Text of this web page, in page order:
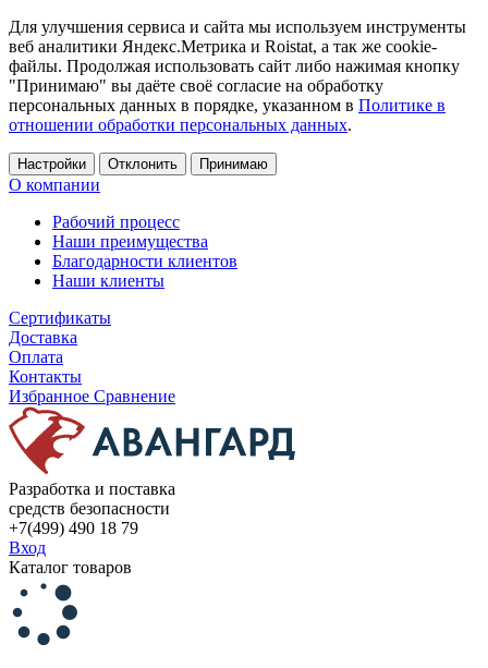
Для улучшения сервиса и сайта мы используем инструменты
веб аналитики Яндекс.Метрика и Roistat, а так же cookie-
файлы. Продолжая использовать сайт либо нажимая кнопку
"Принимаю" вы даёте своё согласие на обработку
персональных данных в порядке, указанном в Политике в
отношении обработки персональных данных.
Настройки Отклонить Принимаю
О компании
Рабочий процесс
Наши преимущества
Благодарности клиентов
Наши клиенты
Сертификаты
Доставка
Оплата
Контакты
Избранное Сравнение
Разработка и поставка
средств безопасности
+7(499) 490 18 79
Вход
Каталог товаров